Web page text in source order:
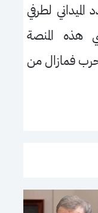
لطرفي
هذه المنصة
فمازال من